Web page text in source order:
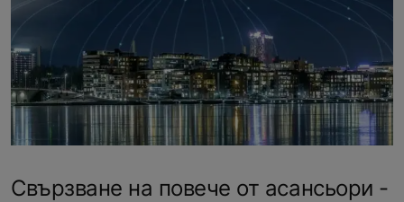
Свързване на повече от асансьори -